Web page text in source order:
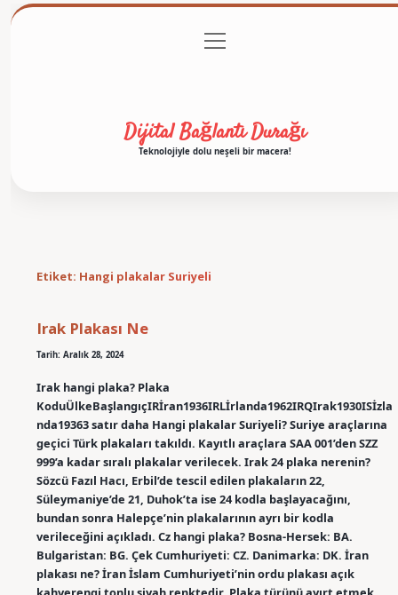
Gizlilik Politikası
menüyü
aç
Dijital Bağlantı Durağı
Teknolojiyle dolu neşeli bir macera!
Etiket: Hangi plakalar Suriyeli
Irak Plakası Ne
Tarih: Aralık 28, 2024
Irak hangi plaka? Plaka
KoduÜlkeBaşlangıçIRİran1936IRLİrlanda1962IRQIrak1930ISİzla
nda19363 satır daha Hangi plakalar Suriyeli? Suriye araçlarına
geçici Türk plakaları takıldı. Kayıtlı araçlara SAA 001’den SZZ
999’a kadar sıralı plakalar verilecek. Irak 24 plaka nerenin?
Sözcü Fazıl Hacı, Erbil’de tescil edilen plakaların 22,
Süleymaniye’de 21, Duhok’ta ise 24 kodla başlayacağını,
bundan sonra Halepçe’nin plakalarının ayrı bir kodla
verileceğini açıkladı. Cz hangi plaka? Bosna-Hersek: BA.
Bulgaristan: BG. Çek Cumhuriyeti: CZ. Danimarka: DK. İran
plakası ne? İran İslam Cumhuriyeti’nin ordu plakası açık